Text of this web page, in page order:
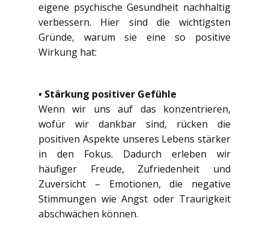
eigene psychische Gesundheit nachhaltig
verbessern. Hier sind die wichtigsten
Gründe, warum sie eine so positive
Wirkung hat:
• Stärkung positiver Gefühle
Wenn wir uns auf das konzentrieren,
wofür wir dankbar sind, rücken die
positiven Aspekte unseres Lebens stärker
in den Fokus. Dadurch erleben wir
häufiger Freude, Zufriedenheit und
Zuversicht – Emotionen, die negative
Stimmungen wie Angst oder Traurigkeit
abschwächen können.